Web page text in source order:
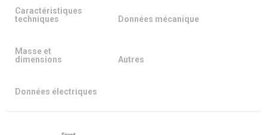
Caractéristiques
techniques
Données mécanique
Masse et
dimensions
Autres
Données électriques